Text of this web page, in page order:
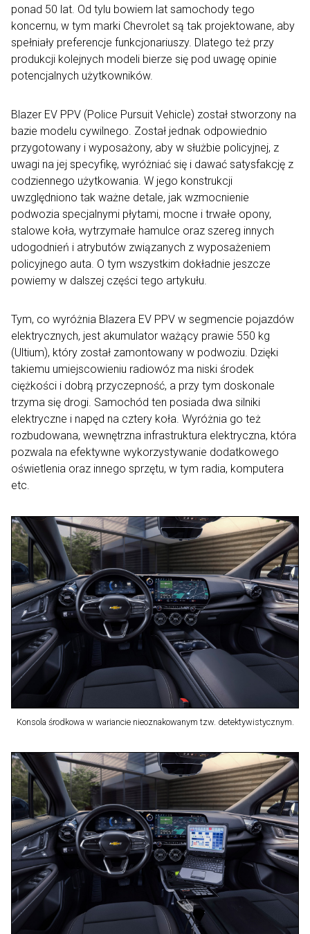
ponad 50 lat. Od tylu bowiem lat samochody tego
koncernu, w tym marki Chevrolet są tak projektowane, aby
spełniały preferencje funkcjonariuszy. Dlatego też przy
produkcji kolejnych modeli bierze się pod uwagę opinie
potencjalnych użytkowników.
Blazer EV PPV (Police Pursuit Vehicle) został stworzony na
bazie modelu cywilnego. Został jednak odpowiednio
przygotowany i wyposażony, aby w służbie policyjnej, z
uwagi na jej specyfikę, wyróżniać się i dawać satysfakcję z
codziennego użytkowania. W jego konstrukcji
uwzględniono tak ważne detale, jak wzmocnienie
podwozia specjalnymi płytami, mocne i trwałe opony,
stalowe koła, wytrzymałe hamulce oraz szereg innych
udogodnień i atrybutów związanych z wyposażeniem
policyjnego auta. O tym wszystkim dokładnie jeszcze
powiemy w dalszej części tego artykułu.
Tym, co wyróżnia Blazera EV PPV w segmencie pojazdów
elektrycznych, jest akumulator ważący prawie 550 kg
(Ultium), który został zamontowany w podwoziu. Dzięki
takiemu umiejscowieniu radiowóz ma niski środek
ciężkości i dobrą przyczepność, a przy tym doskonale
trzyma się drogi. Samochód ten posiada dwa silniki
elektryczne i napęd na cztery koła. Wyróżnia go też
rozbudowana, wewnętrzna infrastruktura elektryczna, która
pozwala na efektywne wykorzystywanie dodatkowego
oświetlenia oraz innego sprzętu, w tym radia, komputera
etc.
Konsola środkowa w wariancie nieoznakowanym tzw. detektywistycznym.